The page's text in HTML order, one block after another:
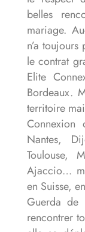
belles
mariage.
n’a
le contrat
Elite
Bordeaux.
territoire
Connexion
Nantes,
Toulouse,
Ajaccio…
en Suisse,
Guerda de
rencontrer